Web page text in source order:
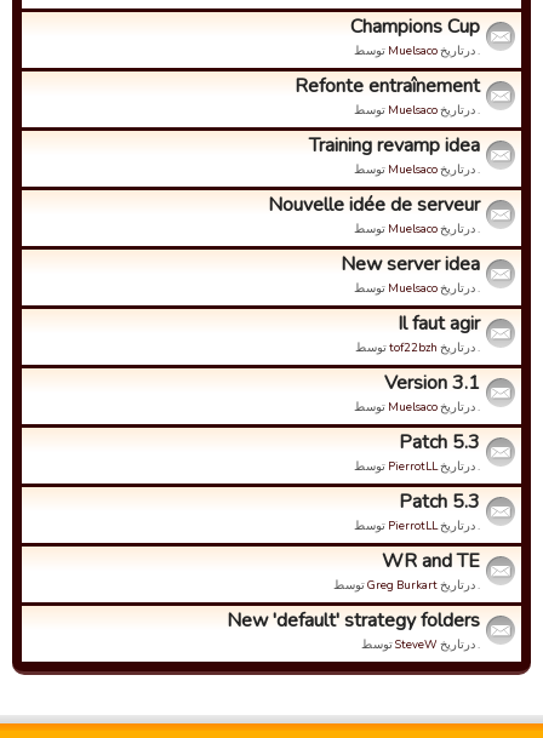
Champions Cup
. درتاریخMuelsaco توسط
Refonte entraînement
. درتاریخMuelsaco توسط
Training revamp idea
. درتاریخMuelsaco توسط
Nouvelle idée de serveur
. درتاریخMuelsaco توسط
New server idea
. درتاریخMuelsaco توسط
Il faut agir
. درتاریخ tof22bzhتوسط
Version 3.1
. درتاریخMuelsaco توسط
Patch 5.3
. درتاریخPierrotLL توسط
Patch 5.3
. درتاریخPierrotLL توسط
WR and TE
. درتاریخGreg Burkartتوسط
New 'default' strategy folders
. درتاریخ SteveWتوسط